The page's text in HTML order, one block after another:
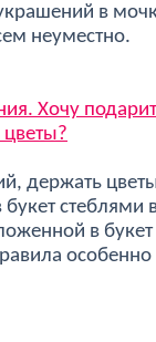
в
неуместно.
Хочу
держать
стеблями
в
особенно